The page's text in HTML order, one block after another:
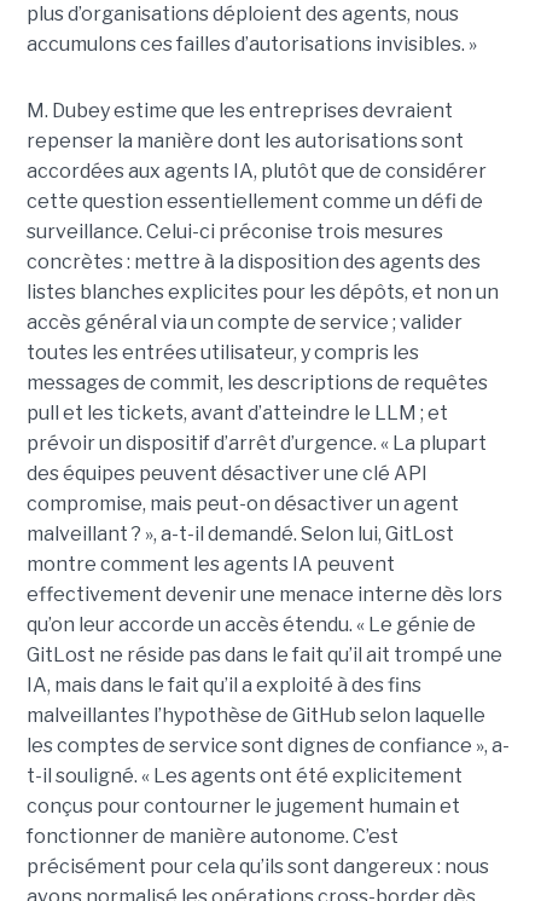
plus d’organisations déploient des agents, nous
accumulons ces failles d’autorisations invisibles. »
M. Dubey estime que les entreprises devraient
repenser la manière dont les autorisations sont
accordées aux agents IA, plutôt que de considérer
cette question essentiellement comme un défi de
surveillance. Celui-ci préconise trois mesures
concrètes : mettre à la disposition des agents des
listes blanches explicites pour les dépôts, et non un
accès général via un compte de service ; valider
toutes les entrées utilisateur, y compris les
messages de commit, les descriptions de requêtes
pull et les tickets, avant d’atteindre le LLM ; et
prévoir un dispositif d’arrêt d’urgence. « La plupart
des équipes peuvent désactiver une clé API
compromise, mais peut-on désactiver un agent
malveillant ? », a-t-il demandé. Selon lui, GitLost
montre comment les agents IA peuvent
effectivement devenir une menace interne dès lors
qu’on leur accorde un accès étendu. « Le génie de
GitLost ne réside pas dans le fait qu’il ait trompé une
IA, mais dans le fait qu’il a exploité à des fins
malveillantes l’hypothèse de GitHub selon laquelle
les comptes de service sont dignes de confiance », a-
t-il souligné. « Les agents ont été explicitement
conçus pour contourner le jugement humain et
fonctionner de manière autonome. C’est
précisément pour cela qu’ils sont dangereux : nous